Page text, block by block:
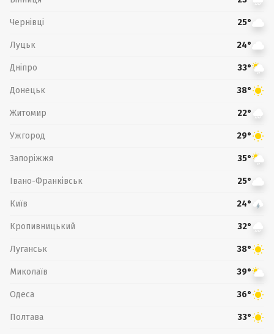
Чернівці 25°
Луцьк 24°
Дніпро 33°
Донецьк 38°
Житомир 22°
Ужгород 29°
Запоріжжя 35°
Івано-Франківськ 25°
Київ 24°
Кропивницький 32°
Луганськ 38°
Миколаїв 39°
Одеса 36°
Полтава 33°